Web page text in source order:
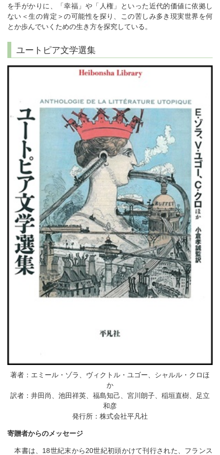
を手がかりに、「幸福」や「人権」といった近代的価値に依拠し
ない＜生の肯定＞の可能性を探り、この苦しみ多き現実世界を何
とか歩んでいくための生き方を探究している。
ユートピア文学選集
著者：エミール・ゾラ、ヴィクトル・ユゴー、シャルル・クロほ
か
訳者：井田尚、池田祥英、福島知己、宮川朗子、稲垣直樹、足立
和彦
発行所：株式会社平凡社
寄贈者からのメッセージ
本書は、18世紀末から20世紀初頭かけて刊行された、フランス